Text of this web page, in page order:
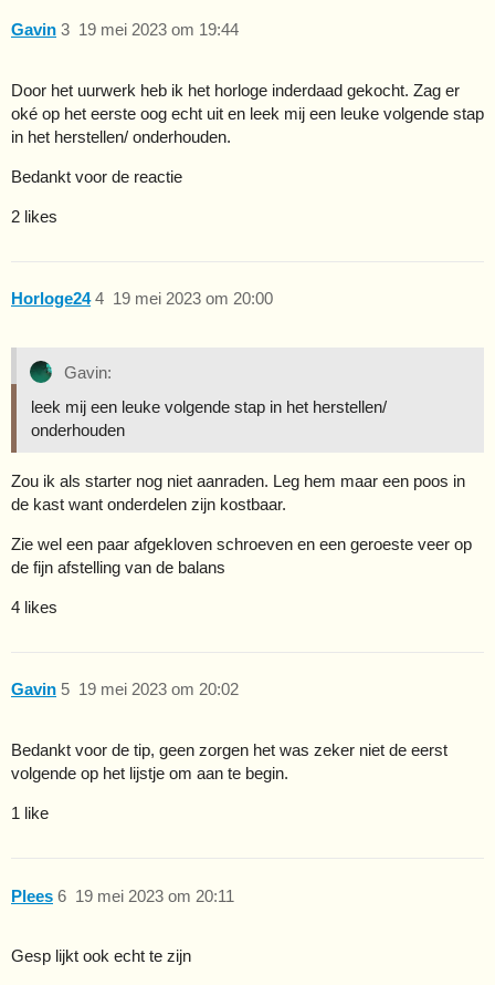
Gavin 19 mei 2023 om 19:44
3
Door het uurwerk heb ik het horloge inderdaad gekocht. Zag er
oké op het eerste oog echt uit en leek mij een leuke volgende stap
in het herstellen/ onderhouden.
Bedankt voor de reactie
2 likes
Horloge24 19 mei 2023 om 20:00
4
Gavin:
leek mij een leuke volgende stap in het herstellen/
onderhouden
Zou ik als starter nog niet aanraden. Leg hem maar een poos in
de kast want onderdelen zijn kostbaar.
Zie wel een paar afgekloven schroeven en een geroeste veer op
de fijn afstelling van de balans
4 likes
Gavin 19 mei 2023 om 20:02
5
Bedankt voor de tip, geen zorgen het was zeker niet de eerst
volgende op het lijstje om aan te begin.
1 like
Plees 19 mei 2023 om 20:11
6
Gesp lijkt ook echt te zijn